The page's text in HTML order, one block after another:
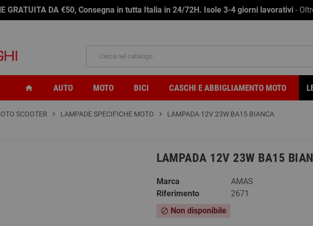
GRATUITA DA €50, Consegna in tutta Italia in 24/72H. Isole 3-4 giorni lavorativi -
home AUTO MOTO BICI CASCHI E ABBIGLIAMENTO MOTO
SCOOTER chevron_right LAMPADE SPECIFICHE MOTO chevron_right LAMPADA 12V 23W BA15 BIANCA
LAMPADA 12V 23W BA15
Marca
AMAS
Riferimento
2671
block Non disponibile